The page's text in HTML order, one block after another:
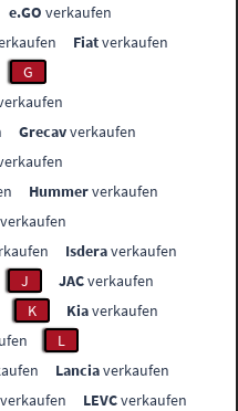
e.GO verkaufen
Fiatverkaufen
G
Grecavverkaufen
Hummerverkaufen
verkaufen
Isderaverkaufen
J JACverkaufen
K Kiaverkaufen
L
Lanciaverkaufen
verkaufen LEVCverkaufen